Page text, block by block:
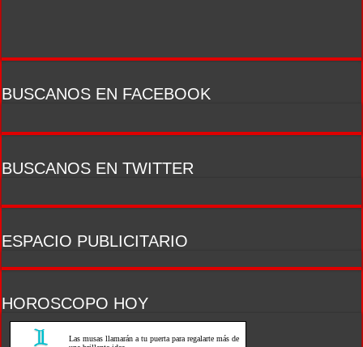
BUSCANOS EN FACEBOOK
BUSCANOS EN TWITTER
ESPACIO PUBLICITARIO
HOROSCOPO HOY